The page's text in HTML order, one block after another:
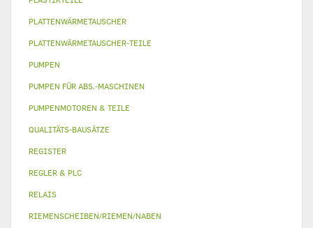
PLATTENWÄRMETAUSCHER
PLATTENWÄRMETAUSCHER-TEILE
PUMPEN
PUMPEN FÜR ABS.-MASCHINEN
PUMPENMOTOREN & TEILE
QUALITÄTS-BAUSÄTZE
REGISTER
REGLER & PLC
RELAIS
RIEMENSCHEIBEN/RIEMEN/NABEN